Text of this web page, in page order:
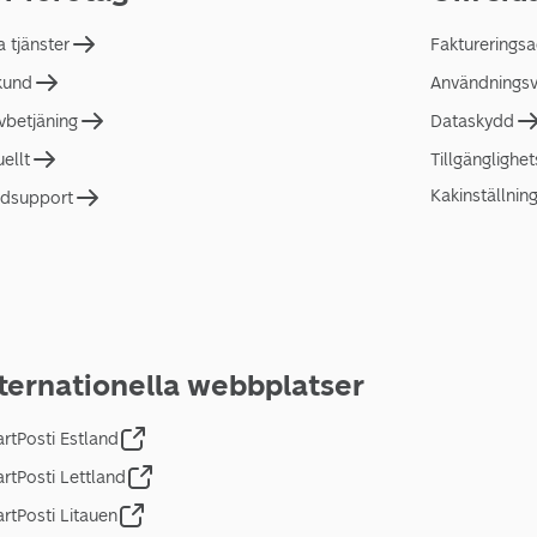
tjänster
Dataskydd
webbplatser
Estland
Lettland
Litauen